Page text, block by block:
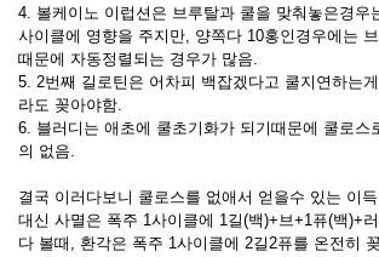
4. 볼케이노 이럽션은 브루탈과 쿨을 맞춰놓은경우
사이클에 영향을 주지만, 양쪽다 10홍인경우에는
때문에 자동정렬되는 경우가 많음.
5. 2번째 길로틴은 어차피 백잡겠다고 쿨지연하는
라도 꽂아야함.
6. 블러디는 애초에 쿨초기화가 되기때문에 쿨로스
의 없음.
결국 이러다보니 쿨로스를 없애서 얻을수 있는 이득
대신 사멸은 폭주 1사이클에 1길(백)+브+1퓨(백)+
다 볼때, 환각은 폭주 1사이클에 2길2퓨를 온전히